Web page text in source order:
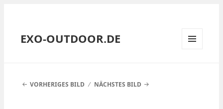
EXO-OUTDOOR.DE
VORHERIGES BILD
NÄCHSTES BILD